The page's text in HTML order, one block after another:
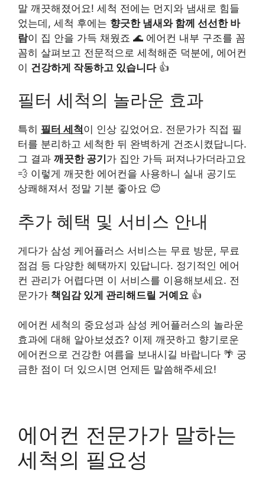
말 깨끗해졌어요! 세척 전에는 먼지와 냄새로 힘들
었는데, 세척 후에는 향긋한 냄새와 함께 선선한 바
람이 집 안을 가득 채웠죠 🌊 에어컨 내부 구조를 꼼
꼼히 살펴보고 전문적으로 세척해준 덕분에, 에어컨
이 건강하게 작동하고 있습니다👍
필터 세척의 놀라운 효과
특히 필터 세척 이 인상 깊었어요. 전문가가 직접 필
터를 분리하고 세척한 뒤 완벽하게 건조시켰답니다.
그 결과 깨끗한 공기 가 집안 가득 퍼져나가더라고요
💨 이렇게 깨끗한 에어컨을 사용하니 실내 공기도
상쾌해져서 정말 기분 좋아요 😊
추가 혜택 및 서비스 안내
게다가 삼성 케어플러스 서비스는 무료 방문, 무료
점검 등 다양한 혜택까지 있답니다. 정기적인 에어
컨 관리가 어렵다면 이 서비스를 이용해보세요. 전
문가가 책임감 있게 관리해드릴 거예요 👍
에어컨 세척의 중요성과 삼성 케어플러스의 놀라운
효과에 대해 알아보셨죠? 이제 깨끗하고 향기로운
에어컨으로 건강한 여름을 보내시길 바랍니다 🌴 궁
금한 점이 더 있으시면 언제든 말씀해주세요!
에어컨 전문가가 말하는
세척의 필요성